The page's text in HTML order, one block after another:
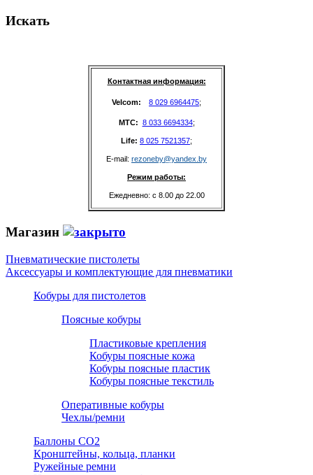
Искать
Контактная информация:
Velcom: 8 029 6964475;
MTC: 8 033 6694334;
Life: 8 025 7521357;
E-mail: rezoneby@yandex.by
Режим работы:
Ежедневно: с 8.00 до 22.00
Магазин
Пневматические пистолеты
Аксессуары и комплектующие для пневматики
Кобуры для пистолетов
Поясные кобуры
Пластиковые крепления
Кобуры поясные кожа
Кобуры поясные пластик
Кобуры поясные текстиль
Оперативные кобуры
Чехлы/ремни
Баллоны СО2
Кронштейны, кольца, планки
Ружейные ремни